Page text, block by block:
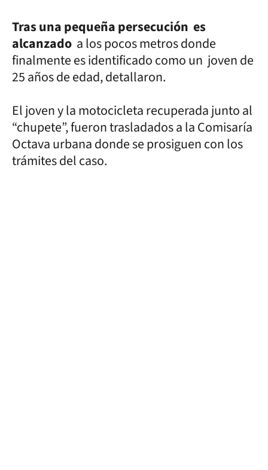
Tras una pequeña persecución es
alcanzado a los pocos metros donde
finalmente es identificado como un joven de
25 años de edad, detallaron.
El joven y la motocicleta recuperada junto al
“chupete”, fueron trasladados a la Comisaría
Octava urbana donde se prosiguen con los
trámites del caso.